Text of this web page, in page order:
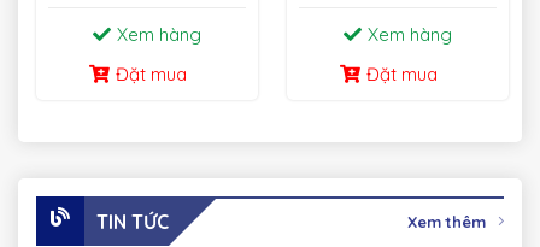
Xem hàng
Đặt mua
Xem hàng
Đặt mua
TIN TỨC Xem thêm